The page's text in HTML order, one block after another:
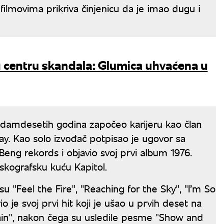
prikriva činjenicu da je imao dugu i
skandala: Glumica uhvaćena u
godina započeo karijeru kao član
Kao solo izvođač potpisao je ugovor sa
rekords i objavio svoj prvi album 1976.
kuću Kapitol.
"Feel the Fire", "Reaching for the Sky", "I’m So
je svoj prvi hit koji je ušao u prvih deset na
nakon čega su usledile pesme "Show and